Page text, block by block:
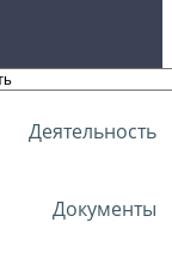
Деятельность
Документы